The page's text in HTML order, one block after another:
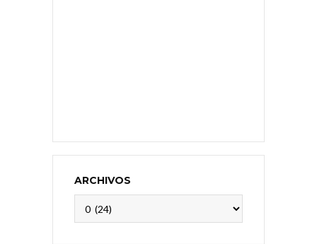
ARCHIVOS